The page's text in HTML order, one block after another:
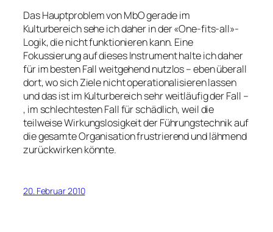
Das Hauptproblem von MbO gerade im
Kulturbereich sehe ich daher in der «One-fits-all»-
Logik, die nicht funktionieren kann. Eine
Fokussierung auf dieses Instrument halte ich daher
für im besten Fall weitgehend nutzlos – eben überall
dort, wo sich Ziele nicht operationalisieren lassen
und das ist im Kulturbereich sehr weitläufig der Fall –
, im schlechtesten Fall für schädlich, weil die
teilweise Wirkungslosigkeit der Führungstechnik auf
die gesamte Organisation frustrierend und lähmend
zurückwirken könnte.
20. Februar 2010